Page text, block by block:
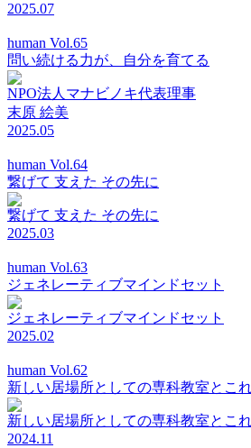
2025.07
human Vol.65
問い続ける力が、自分を育てる
NPO法人マナビノキ代表理事
末原 絵美
2025.05
human Vol.64
繋げて 支えた その先に
繋げて 支えた その先に
2025.03
human Vol.63
ジェネレーティブマインドセット
ジェネレーティブマインドセット
2025.02
human Vol.62
新しい居場所としての専科教室とこ
新しい居場所としての専科教室とこ
2024.11